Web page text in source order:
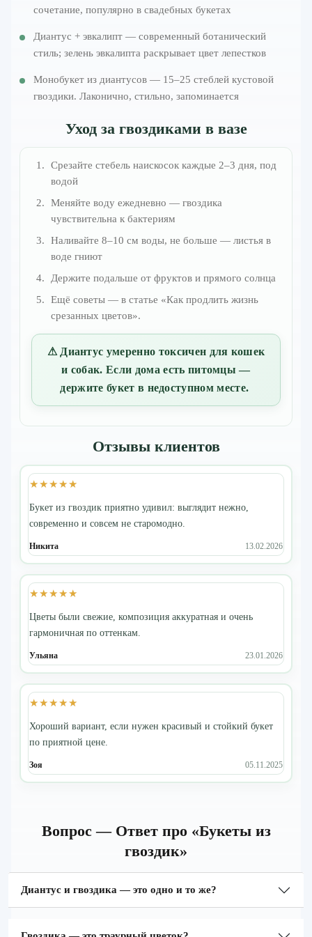
сочетание, популярно в свадебных букетах
Диантус + эвкалипт — современный ботанический
стиль; зелень эвкалипта раскрывает цвет лепестков
Монобукет из диантусов — 15–25 стеблей кустовой
гвоздики. Лаконично, стильно, запоминается
Уход за гвоздиками в вазе
Срезайте стебель наискосок каждые 2–3 дня, под
водой
Меняйте воду ежедневно — гвоздика
чувствительна к бактериям
Наливайте 8–10 см воды, не больше — листья в
воде гниют
Держите подальше от фруктов и прямого солнца
Ещё советы — в статье «Как продлить жизнь
срезанных цветов».
⚠ Диантус умеренно токсичен для кошек
и собак. Если дома есть питомцы —
держите букет в недоступном месте.
Отзывы клиентов
★★★★★
Букет из гвоздик приятно удивил: выглядит нежно,
современно и совсем не старомодно.
Никита 13.02.2026
★★★★★
Цветы были свежие, композиция аккуратная и очень
гармоничная по оттенкам.
Ульяна 23.01.2026
★★★★★
Хороший вариант, если нужен красивый и стойкий букет
по приятной цене.
Зоя 05.11.2025
Вопрос — Ответ про «Букеты из
гвоздик»
Диантус и гвоздика — это одно и то же?